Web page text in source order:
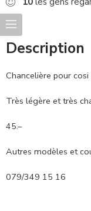
Description
Chancelière pour
Très légère et très
45.–
Autres modèles et
079/349 15 16